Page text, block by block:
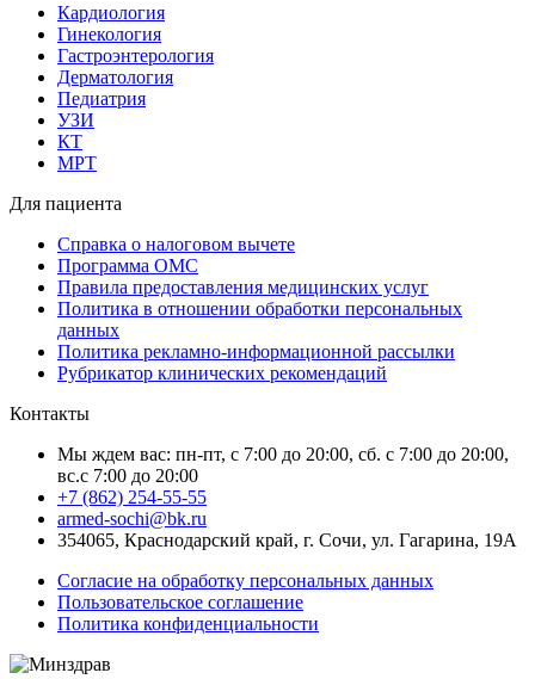
Кардиология
Гинекология
Гастроэнтерология
Дерматология
Педиатрия
УЗИ
КТ
МРТ
Для пациента
Справка о налоговом вычете
Программа ОМС
Правила предоставления медицинских услуг
Политика в отношении обработки персональных
данных
Политика рекламно-информационной рассылки
Рубрикатор клинических рекомендаций
Контакты
Мы ждем вас: пн-пт, с 7:00 до 20:00, сб. с 7:00 до 20:00,
вс.с 7:00 до 20:00
+7 (862) 254-55-55
armed-sochi@bk.ru
354065, Краснодарский край, г. Сочи, ул. Гагарина, 19А
Согласие на обработку персональных данных
Пользовательское соглашение
Политика конфиденциальности